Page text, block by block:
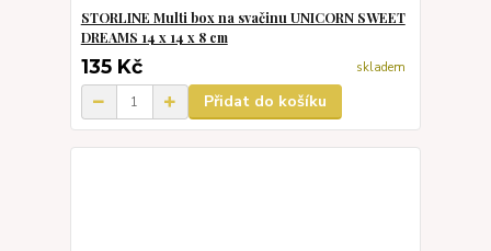
STORLINE Multi box na svačinu UNICORN SWEET
DREAMS 14 x 14 x 8 cm
135 Kč skladem
Přidat do košíku